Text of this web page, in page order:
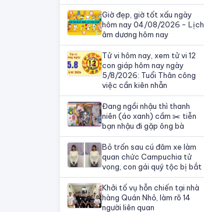
Giờ đẹp, giờ tốt xấu ngày
hôm nay 04/08/2026 - Lịch
âm dương hôm nay
Tử vi hôm nay, xem tử vi 12
con giáp hôm nay ngày
5/8/2026: Tuổi Thân công
việc cần kiên nhẫn
Đang ngồi nhậu thì thanh
niên (áo xanh) cầm ✂️ tiễn
bạn nhậu đi gặp ông bà
Bỏ trốn sau cú đâm xe làm
quan chức Campuchia tử
vong, con gái quý tộc bị bắt
Khởi tố vụ hỗn chiến tại nhà
hàng Quán Nhỏ, làm rõ 14
người liên quan